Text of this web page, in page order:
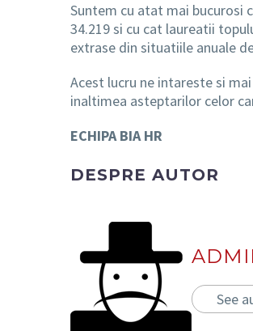
Suntem cu atat mai bucurosi
34.219 si cu cat laureatii
extrase din situatiile anuale
Acest lucru ne intareste si
inaltimea asteptarilor celor
ECHIPA BIA HR
DESPRE AUTOR
See